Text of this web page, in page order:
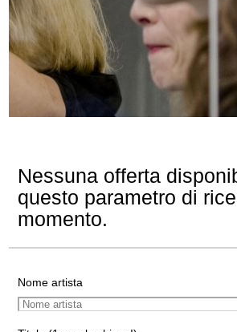
Nessuna offerta
questo parametro di
momento.
Nome artista